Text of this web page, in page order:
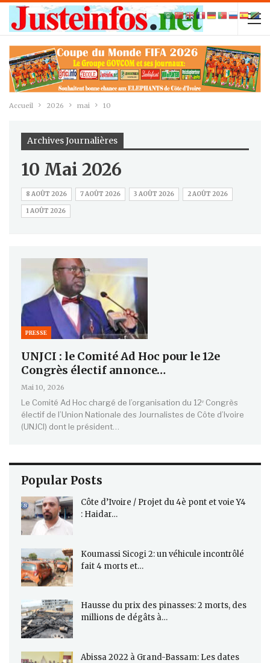
Accueil 2026 mai 10
Archives Journalières
10 Mai 2026
8 AOÛT 2026 7 AOÛT 2026 3 AOÛT 2026 2 AOÛT 2026
1 AOÛT 2026
PRESSE
UNJCI : le Comité Ad Hoc pour le 12e
Congrès électif annonce…
Mai 10, 2026
Le Comité Ad Hoc chargé de l’organisation du 12ᵉ Congrès
électif de l’Union Nationale des Journalistes de Côte d’Ivoire
(UNJCI) dont le président…
Popular Posts
Côte d’Ivoire / Projet du 4è pont et voie Y4
: Haidar…
Koumassi Sicogi 2: un véhicule incontrôlé
fait 4 morts et…
Hausse du prix des pinasses: 2 morts, des
millions de dégâts à…
Abissa 2022 à Grand-Bassam: Les dates